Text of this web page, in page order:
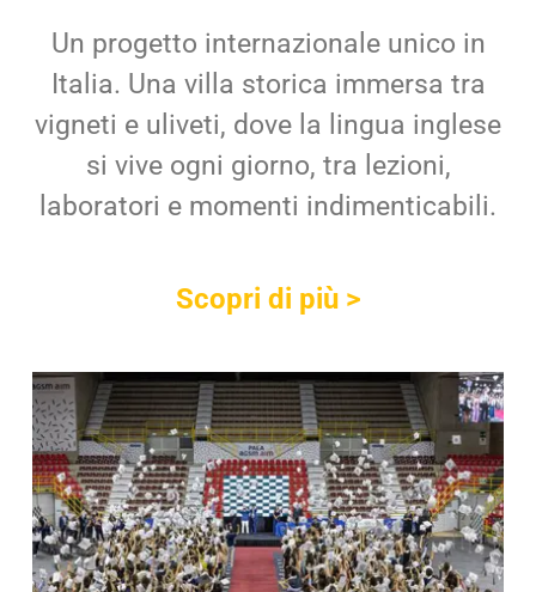
Un progetto internazionale unico in
Italia. Una villa storica immersa tra
vigneti e uliveti, dove la lingua inglese
si vive ogni giorno, tra lezioni,
laboratori e momenti indimenticabili.
Scopri di più >